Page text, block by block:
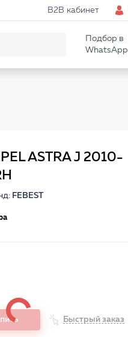
B2B кабинет
Подбор в
WhatsApp
ASTRA J 2010-
FEBEST
Быстрый заказ